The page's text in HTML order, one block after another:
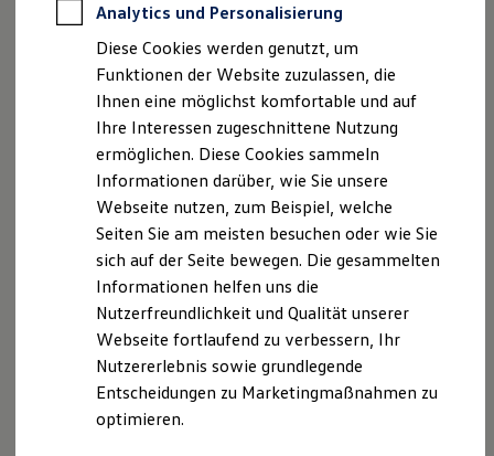
Zertifizierte Gebrauchtwagen
Für Privatkunden
Für Gewerbekunden
Leasing
Für Privatkunden
Für Gewerbekunden
Versicherungen & Garantien
Garantien
Kfz-Versicherung für Nutzfahrzeuge
Restschuldversicherung
Wartungsverträge
Besitzer & Service
Reparatur & Service
Sommer-Special
Reparatur, Pflege & Inspektion
Servicetermin anfragen
Service-Vorteile bei Volkswagen Nutzfahrzeuge
ServicePlus
Economy Service
Räder & Reifen Service
Ersatzfahrzeuge
Analytics und Personalisierung
Diese Cookies werden genutzt, um
Funktionen der Website zuzulassen, die
Ihnen eine möglichst komfortable und auf
Ihre Interessen zugeschnittene Nutzung
ermöglichen. Diese Cookies sammeln
Informationen darüber, wie Sie unsere
Webseite nutzen, zum Beispiel, welche
Seiten Sie am meisten besuchen oder wie Sie
sich auf der Seite bewegen. Die gesammelten
Informationen helfen uns die
Nutzerfreundlichkeit und Qualität unserer
Webseite fortlaufend zu verbessern, Ihr
Nutzererlebnis sowie grundlegende
Entscheidungen zu Marketingmaßnahmen zu
optimieren.